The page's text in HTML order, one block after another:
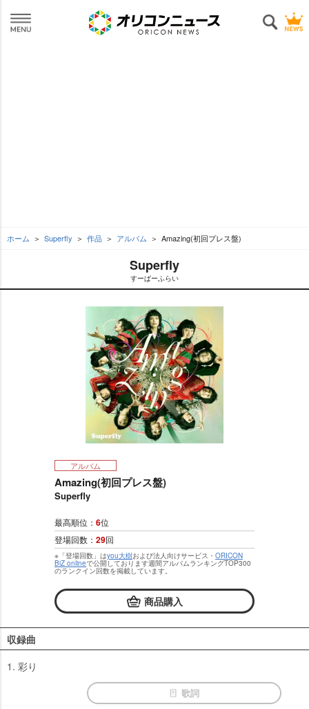
ホーム Superfly 作品 アルバム Amazing(初回プレス盤)
Superfly
すーぱーふらい
アルバム
Amazing(初回プレス盤)
Superfly
最高順位： 6位
登場回数： 29回
※「登場回数」はyou大樹および法人向けサービス・ ORICON
BiZ onlineで公開しております週間アルバムランキングTOP300
のランクイン回数を掲載しています。
商品購入
収録曲
1. 彩り
歌詞